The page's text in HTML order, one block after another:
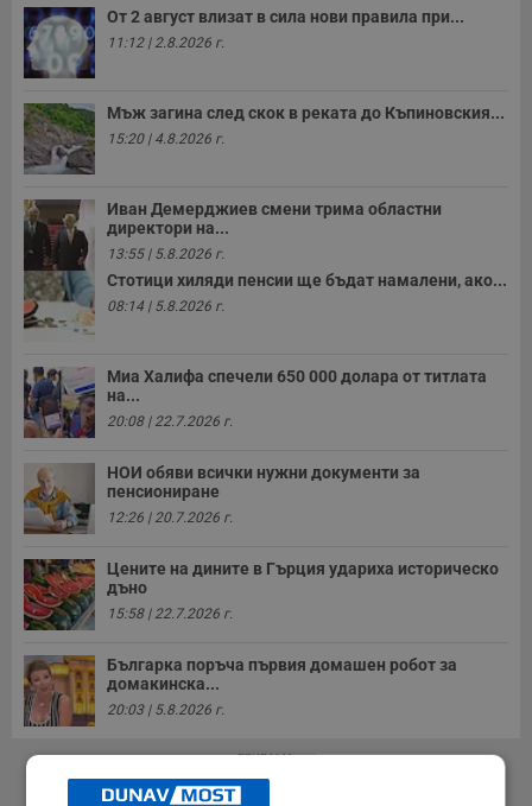
От 2 август влизат в сила нови правила при...
11:12 | 2.8.2026 г.
Мъж загина след скок в реката до Къпиновския...
15:20 | 4.8.2026 г.
Иван Демерджиев смени трима областни
директори на...
13:55 | 5.8.2026 г.
Стотици хиляди пенсии ще бъдат намалени, ако...
08:14 | 5.8.2026 г.
Миа Халифа спечели 650 000 долара от титлата
на...
20:08 | 22.7.2026 г.
НОИ обяви всички нужни документи за
пенсиониране
12:26 | 20.7.2026 г.
Цените на дините в Гърция удариха историческо
дъно
15:58 | 22.7.2026 г.
Българка поръча първия домашен робот за
домакинска...
20:03 | 5.8.2026 г.
РЕКЛАМА